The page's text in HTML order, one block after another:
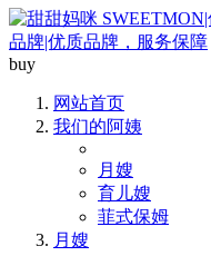
buy
网站首页
我们的阿姨
月嫂
育儿嫂
菲式保姆
月嫂